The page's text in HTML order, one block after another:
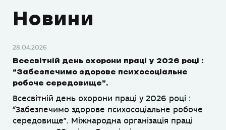
Новини
28.04.2026
Всесвітній день охорони праці у 2026 році :
“Забезпечимо здорове психосоціальне
робоче середовище”.
Всесвітній день охорони праці у 2026 році :
“Забезпечимо здорове психосоціальне робоче
середовище”. Міжнародна організація праці